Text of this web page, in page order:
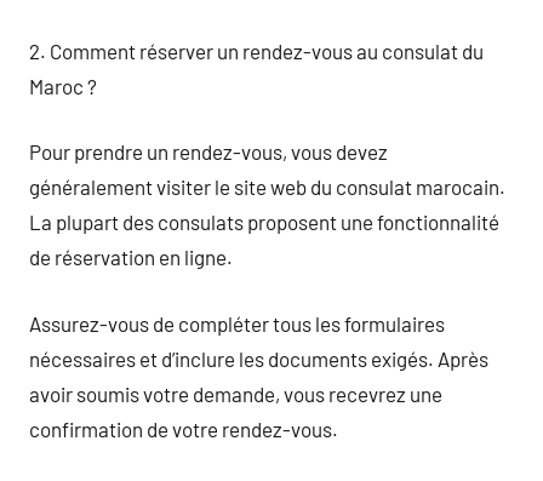
2. Comment réserver un rendez-vous au consulat du
Maroc ?
Pour prendre un rendez-vous, vous devez
généralement visiter le site web du consulat marocain.
La plupart des consulats proposent une fonctionnalité
de réservation en ligne.
Assurez-vous de compléter tous les formulaires
nécessaires et d’inclure les documents exigés. Après
avoir soumis votre demande, vous recevrez une
confirmation de votre rendez-vous.